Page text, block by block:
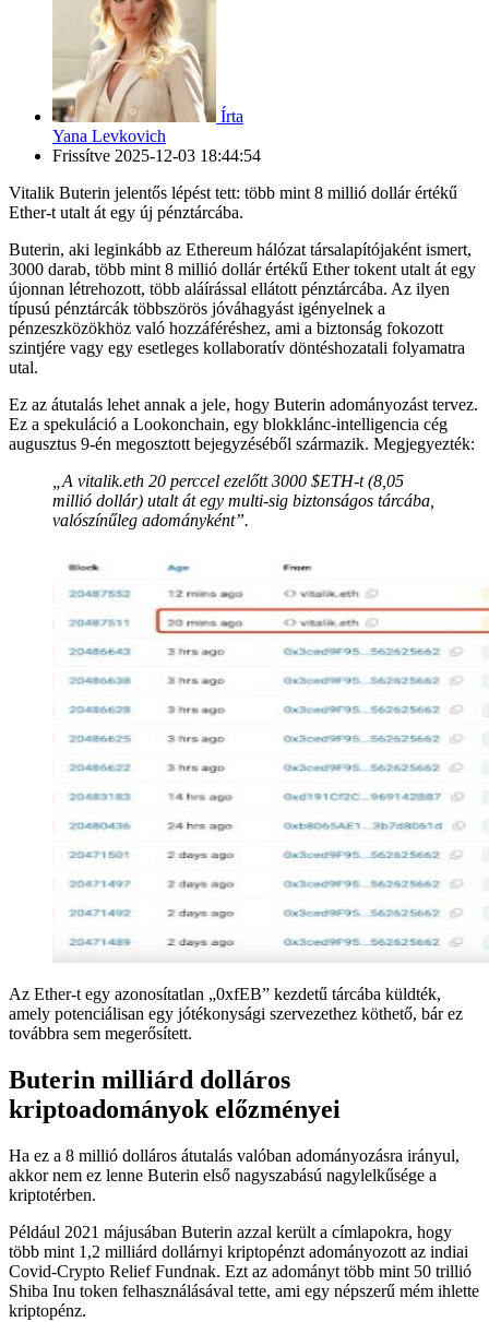
Írta
Yana Levkovich
Frissítve 2025-12-03 18:44:54
Vitalik Buterin jelentős lépést tett: több mint 8 millió dollár értékű
Ether-t utalt át egy új pénztárcába.
Buterin, aki leginkább az Ethereum hálózat társalapítójaként ismert,
3000 darab, több mint 8 millió dollár értékű Ether tokent utalt át egy
újonnan létrehozott, több aláírással ellátott pénztárcába. Az ilyen
típusú pénztárcák többszörös jóváhagyást igényelnek a
pénzeszközökhöz való hozzáféréshez, ami a biztonság fokozott
szintjére vagy egy esetleges kollaboratív döntéshozatali folyamatra
utal.
Ez az átutalás lehet annak a jele, hogy Buterin adományozást tervez.
Ez a spekuláció a Lookonchain, egy blokklánc-intelligencia cég
augusztus 9-én megosztott bejegyzéséből származik. Megjegyezték:
„A vitalik.eth 20 perccel ezelőtt 3000 $ETH-t (8,05
millió dollár) utalt át egy multi-sig biztonságos tárcába,
valószínűleg adományként”.
Az Ether-t egy azonosítatlan „0xfEB” kezdetű tárcába küldték,
amely potenciálisan egy jótékonysági szervezethez köthető, bár ez
továbbra sem megerősített.
Buterin milliárd dolláros
kriptoadományok előzményei
Ha ez a 8 millió dolláros átutalás valóban adományozásra irányul,
akkor nem ez lenne Buterin első nagyszabású nagylelkűsége a
kriptotérben.
Például 2021 májusában Buterin azzal került a címlapokra, hogy
több mint 1,2 milliárd dollárnyi kriptopénzt adományozott az indiai
Covid-Crypto Relief Fundnak. Ezt az adományt több mint 50 trillió
Shiba Inu token felhasználásával tette, ami egy népszerű mém ihlette
kriptopénz.